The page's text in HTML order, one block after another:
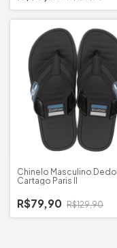
Chinelo Masculino Dedo
Cartago Paris II
R$79,90 R$129,90